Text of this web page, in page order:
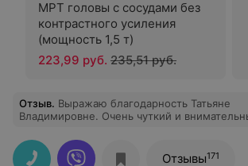
МРТ головы с сосудами без
контрастного усиления
(мощность 1,5 т)
223,99 руб. 235,51 руб.
Отзыв. Выражаю благодарность Татьяне
Владимировне. Очень чуткий и
определила диагноз, направила к нужному
специалисту, договорилась о времени
Отзывы171